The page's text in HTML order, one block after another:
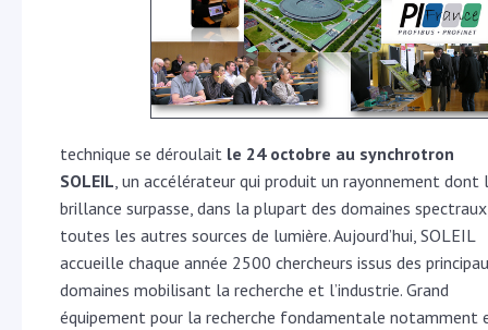
technique se déroulait le 24 octobre au synchrotron
SOLEIL, un accélérateur qui produit un rayonnement dont
brillance surpasse, dans la plupart des domaines
toutes les autres sources de lumière. Aujourd’hui, SOLEIL
accueille chaque année 2500 chercheurs issus des
domaines mobilisant la recherche et l’industrie. Grand
équipement pour la recherche fondamentale notamment